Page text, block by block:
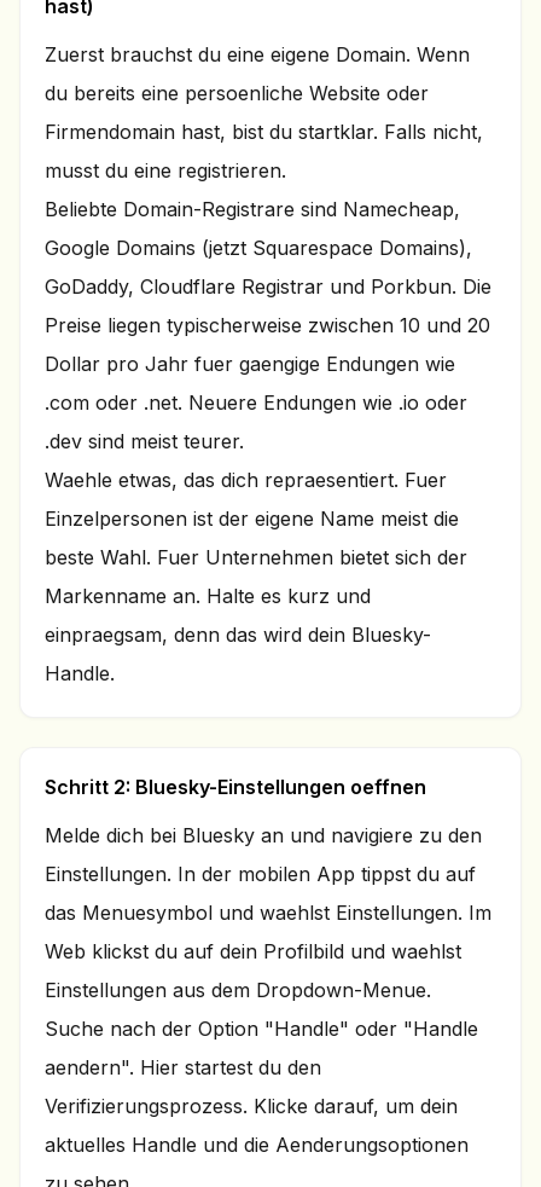
hast)
Zuerst brauchst du eine eigene Domain. Wenn
du bereits eine persoenliche Website oder
Firmendomain hast, bist du startklar. Falls nicht,
musst du eine registrieren.
Beliebte Domain-Registrare sind Namecheap,
Google Domains (jetzt Squarespace Domains),
GoDaddy, Cloudflare Registrar und Porkbun. Die
Preise liegen typischerweise zwischen 10 und 20
Dollar pro Jahr fuer gaengige Endungen wie
.com oder .net. Neuere Endungen wie .io oder
.dev sind meist teurer.
Waehle etwas, das dich repraesentiert. Fuer
Einzelpersonen ist der eigene Name meist die
beste Wahl. Fuer Unternehmen bietet sich der
Markenname an. Halte es kurz und
einpraegsam, denn das wird dein Bluesky-
Handle.
Schritt 2: Bluesky-Einstellungen oeffnen
Melde dich bei Bluesky an und navigiere zu den
Einstellungen. In der mobilen App tippst du auf
das Menuesymbol und waehlst Einstellungen. Im
Web klickst du auf dein Profilbild und waehlst
Einstellungen aus dem Dropdown-Menue.
Suche nach der Option "Handle" oder "Handle
aendern". Hier startest du den
Verifizierungsprozess. Klicke darauf, um dein
aktuelles Handle und die Aenderungsoptionen